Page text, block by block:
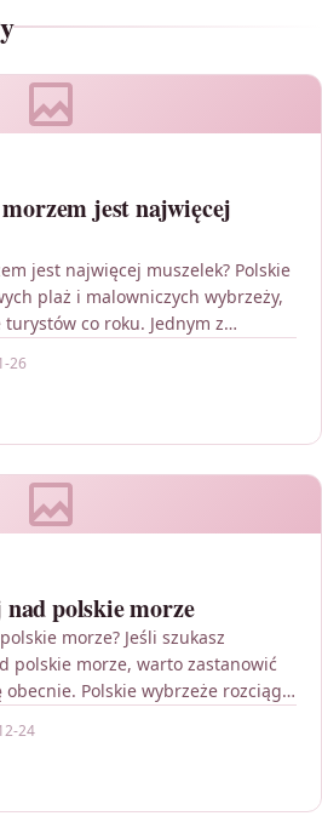
jest najwięcej
jest najwięcej muszelek? Polskie
plaż i malowniczych wybrzeży,
co roku. Jednym z…
26
polskie morze
morze? Jeśli szukasz
polskie morze, warto zastanowić
Polskie wybrzeże rozciąga
24